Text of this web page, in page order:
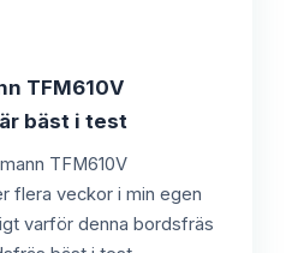
TFM610V
bäst i test
TFM610V
flera veckor i min egen
varför denna bordsfräs